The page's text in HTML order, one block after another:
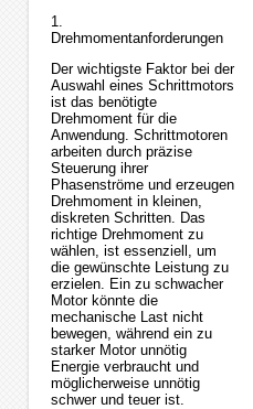
1.
Drehmomentanforderungen
Der wichtigste Faktor bei der
Auswahl eines Schrittmotors
ist das benötigte
Drehmoment für die
Anwendung. Schrittmotoren
arbeiten durch präzise
Steuerung ihrer
Phasenströme und erzeugen
Drehmoment in kleinen,
diskreten Schritten. Das
richtige Drehmoment zu
wählen, ist essenziell, um
die gewünschte Leistung zu
erzielen. Ein zu schwacher
Motor könnte die
mechanische Last nicht
bewegen, während ein zu
starker Motor unnötig
Energie verbraucht und
möglicherweise unnötig
schwer und teuer ist.